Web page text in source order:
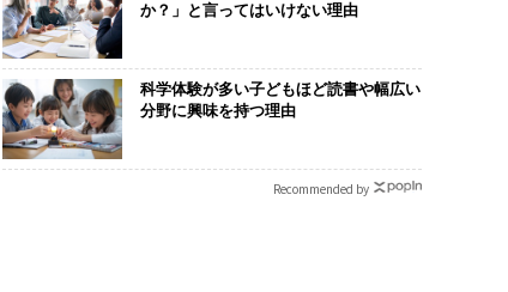
か？」と言ってはいけない理由
科学体験が多い子どもほど読書や幅広い
分野に興味を持つ理由
Recommended by